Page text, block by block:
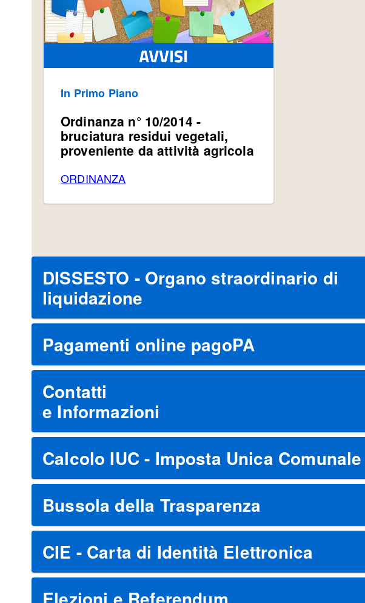
In Primo Piano
Ordinanza n° 10/2014 -
bruciatura residui vegetali,
proveniente da attività agricola
ORDINANZA
DISSESTO - Organo straordinario di
liquidazione
Pagamenti online pagoPA
Contatti
e Informazioni
Calcolo IUC - Imposta Unica Comunale
Bussola della Trasparenza
CIE - Carta di Identità Elettronica